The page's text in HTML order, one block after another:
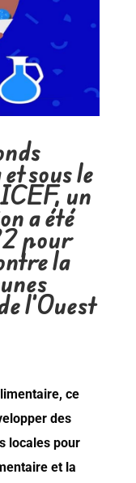
sous le
un
a été
pour
la
l’Ouest
ce
des
locales pour
et la